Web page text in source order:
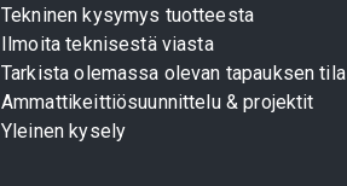
Tekninen kysymys tuotteesta
Ilmoita teknisestä viasta
Tarkista olemassa olevan tapauksen tila
Ammattikeittiösuunnittelu & projektit
Yleinen kysely